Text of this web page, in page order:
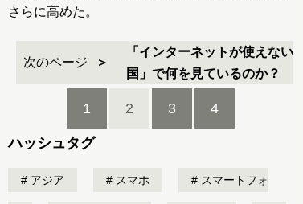
さらに高めた。
次のページ
「インターネットが使えない
国」で何を見ているのか？
1 2 3 4
ハッシュタグ
アジア スマホ スマートフォ